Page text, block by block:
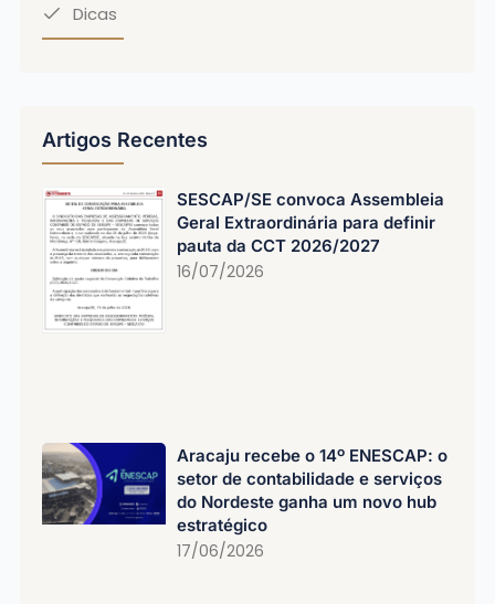
Dicas
Artigos Recentes
SESCAP/SE convoca Assembleia
Geral Extraordinária para definir
pauta da CCT 2026/2027
16/07/2026
Aracaju recebe o 14º ENESCAP: o
setor de contabilidade e serviços
do Nordeste ganha um novo hub
estratégico
17/06/2026